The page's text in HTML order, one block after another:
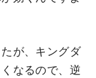
が、キングダ
なるので、逆